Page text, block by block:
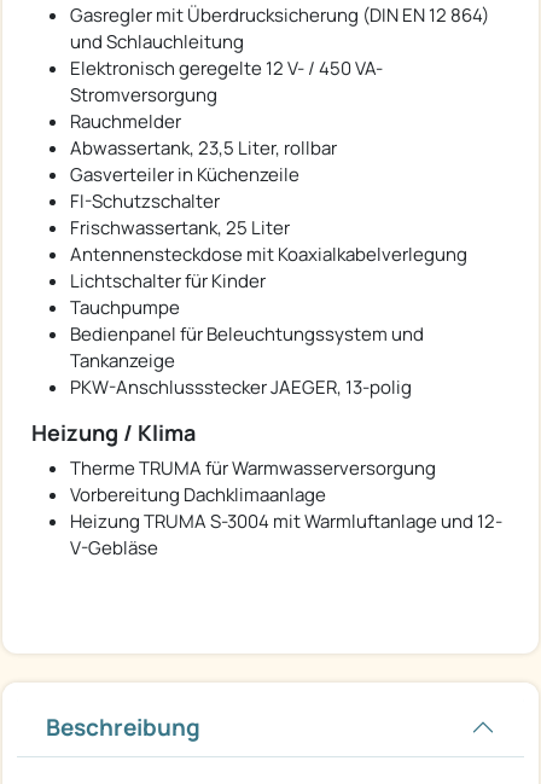
Gasregler mit Überdrucksicherung (DIN EN 12 864)
und Schlauchleitung
Elektronisch geregelte 12 V- / 450 VA-
Stromversorgung
Rauchmelder
Abwassertank, 23,5 Liter, rollbar
Gasverteiler in Küchenzeile
FI-Schutzschalter
Frischwassertank, 25 Liter
Antennensteckdose mit Koaxialkabelverlegung
Lichtschalter für Kinder
Tauchpumpe
Bedienpanel für Beleuchtungssystem und
Tankanzeige
PKW-Anschlussstecker JAEGER, 13-polig
Heizung / Klima
Therme TRUMA für Warmwasserversorgung
Vorbereitung Dachklimaanlage
Heizung TRUMA S-3004 mit Warmluftanlage und 12-
V-Gebläse
Beschreibung